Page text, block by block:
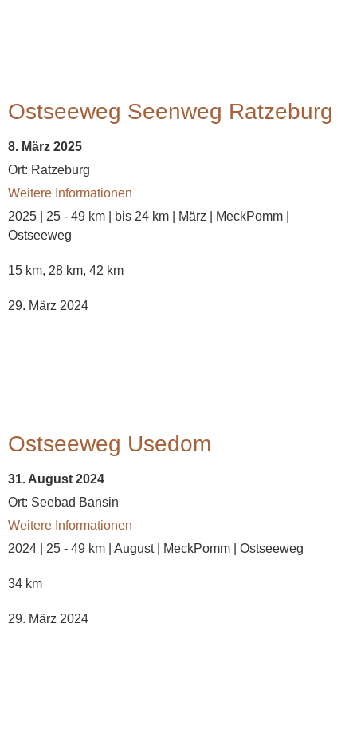
Ostseeweg Seenweg Ratzeburg
8. März 2025
Ort: Ratzeburg
Weitere Informationen
2025 | 25 - 49 km | bis 24 km | März | MeckPomm |
Ostseeweg
15 km, 28 km, 42 km
29. März 2024
Ostseeweg Usedom
31. August 2024
Ort: Seebad Bansin
Weitere Informationen
2024 | 25 - 49 km | August | MeckPomm | Ostseeweg
34 km
29. März 2024